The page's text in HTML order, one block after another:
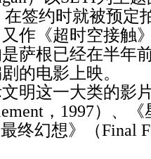
在签约时就被预定
又作《超时空接触
萨根已经在半年
的电影上映。
这一大类的影
，1997）、《
终幻想》（Final